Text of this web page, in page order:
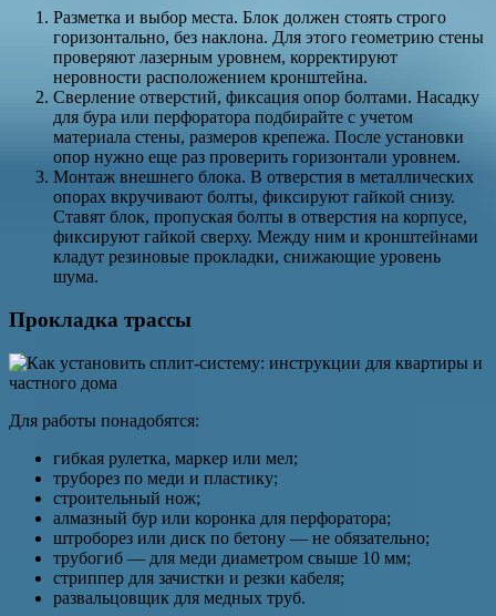
Разметка и выбор места. Блок должен стоять строго
горизонтально, без наклона. Для этого геометрию стены
проверяют лазерным уровнем, корректируют
неровности расположением кронштейна.
Сверление отверстий, фиксация опор болтами. Насадку
для бура или перфоратора подбирайте с учетом
материала стены, размеров крепежа. После установки
опор нужно еще раз проверить горизонтали уровнем.
Монтаж внешнего блока. В отверстия в металлических
опорах вкручивают болты, фиксируют гайкой снизу.
Ставят блок, пропуская болты в отверстия на корпусе,
фиксируют гайкой сверху. Между ним и кронштейнами
кладут резиновые прокладки, снижающие уровень
шума.
Прокладка трассы
Для работы понадобятся:
гибкая рулетка, маркер или мел;
труборез по меди и пластику;
строительный нож;
алмазный бур или коронка для перфоратора;
штроборез или диск по бетону — не обязательно;
трубогиб — для меди диаметром свыше 10 мм;
стриппер для зачистки и резки кабеля;
развальцовщик для медных труб.